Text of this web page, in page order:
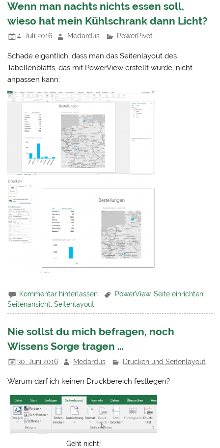
Wenn man nachts nichts essen soll,
wieso hat mein Kühlschrank dann Licht?
4. Juli 2016 Medardus PowerPivot
Schade eigentlich, dass man das Seitenlayout des
Tabellenblatts, das mit PowerView erstellt wurde, nicht
anpassen kann:
Kommentar hinterlassen PowerView,Seite einrichten
Seitenansicht ,Seitenlayout
Nie sollst du mich befragen, noch
Wissens Sorge tragen …
30. Juni 2016 Medardus Drucken und Seitenlayout
Warum darf ich keinen Druckbereich festlegen?
Geht nicht!